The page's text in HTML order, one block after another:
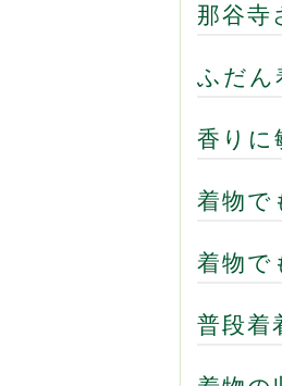
那谷寺
ふだん
香りに
着物で
着物で
普段着